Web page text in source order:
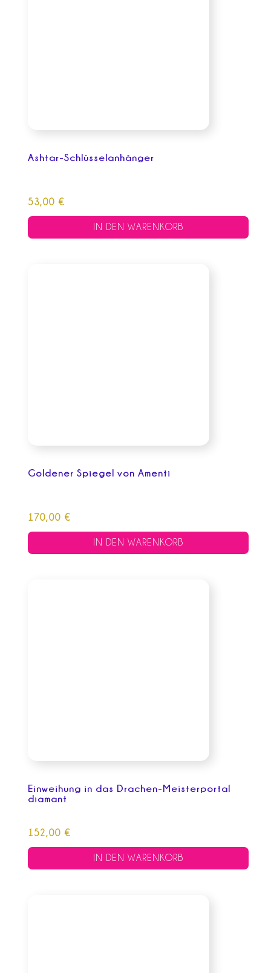
Ashtar-Schlüsselanhänger
53,00€
IN DEN WARENKORB
Goldener Spiegel von Amenti
170,00€
IN DEN WARENKORB
Einweihung in das Drachen-Meisterportal
diamant
152,00€
IN DEN WARENKORB